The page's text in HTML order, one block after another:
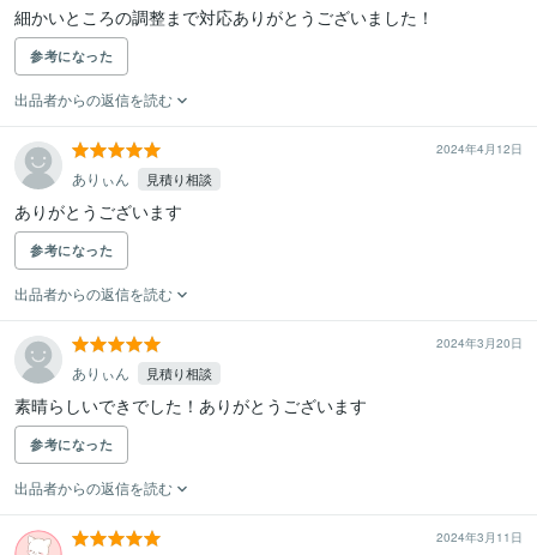
細かいところの調整まで対応ありがとうございました！
参考になった
出品者からの返信を読む
2024年4月12日
ありぃん 見積り相談
ありがとうございます
参考になった
出品者からの返信を読む
2024年3月20日
ありぃん 見積り相談
素晴らしいできでした！ありがとうございます
参考になった
出品者からの返信を読む
2024年3月11日